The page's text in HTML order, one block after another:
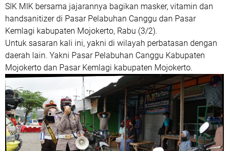
SIK MIK bersama jajarannya bagikan masker, vitamin dan
handsanitizer di Pasar Pelabuhan Canggu dan Pasar
Kemlagi kabupaten Mojokerto, Rabu (3/2).
Untuk sasaran kali ini, yakni di wilayah perbatasan dengan
daerah lain. Yakni Pasar Pelabuhan Canggu Kabupaten
Mojokerto dan Pasar Kemlagi kabupaten Mojokerto.